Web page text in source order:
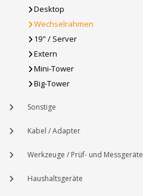
Desktop
Wechselrahmen
19" / Server
Extern
Mini-Tower
Big-Tower
Sonstige
Kabel / Adapter
Werkzeuge / Prüf- und Messgeräte
Haushaltsgeräte